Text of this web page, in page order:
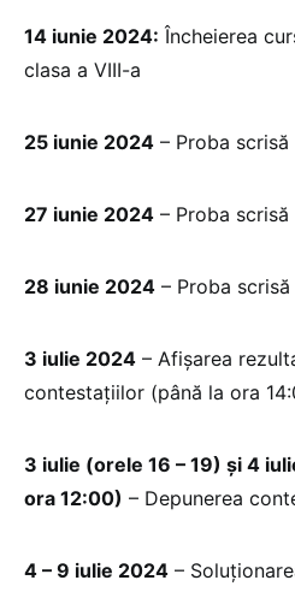
14 iunie 2024: Încheierea
clasa a VIII-a
25 iunie 2024 – Proba
27 iunie 2024 – Proba
28 iunie 2024 – Proba
3 iulie 2024 – Afișarea
contestațiilor (până la ora
3 iulie (orele 16 – 19) și 4
ora 12:00) – Depunerea
4 – 9 iulie 2024 –